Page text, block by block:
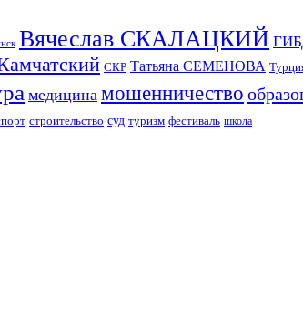
Вячеслав СКАЛАЦКИЙ
СКР Татьяна СЕМЕНОВА
медицина мошенничество
строительство суд туризм фестиваль школа
ИЗДАНИЕ